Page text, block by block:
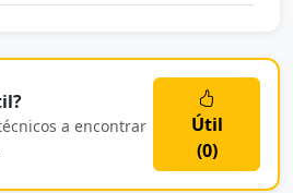
a encontrar
Útil
(0)